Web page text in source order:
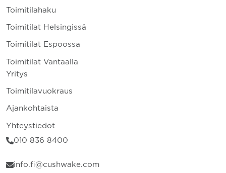
Toimitilahaku
Toimitilat Helsingissä
Toimitilat Espoossa
Toimitilat Vantaalla
Yritys
Toimitilavuokraus
Ajankohtaista
Yhteystiedot
010 836 8400
info.fi@cushwake.com